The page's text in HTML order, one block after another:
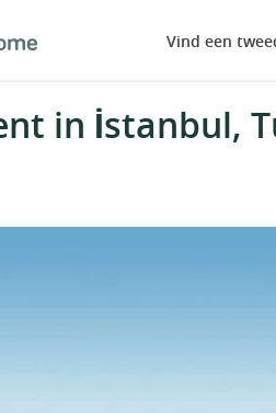
Vind een
in İstanbul,